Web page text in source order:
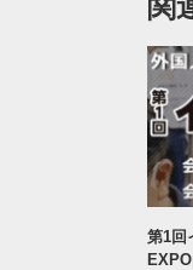
第1回